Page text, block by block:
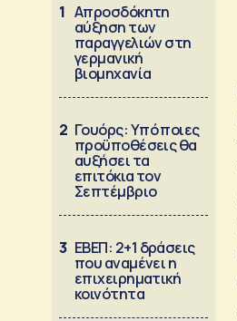
1 Απροσδόκητη
αύξηση των
παραγγελιών στη
γερμανική
βιομηχανία
2 Γουόρς: Υπό ποιες
προϋποθέσεις θα
αυξήσει τα
επιτόκια τον
Σεπτέμβριο
3 ΕΒΕΠ: 2+1 δράσεις
που αναμένει η
επιχειρηματική
κοινότητα